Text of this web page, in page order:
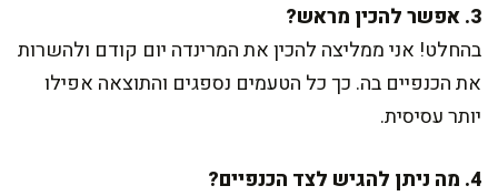
3. אפשר להכין מראש?
בהחלט! אני ממליצה להכין את המרינדה יום קודם ולהשרות
את הכנפיים בה. כך כל הטעמים נספגים והתוצאה אפילו
יותר עסיסית.
4. מה ניתן להגיש לצד הכנפיים?